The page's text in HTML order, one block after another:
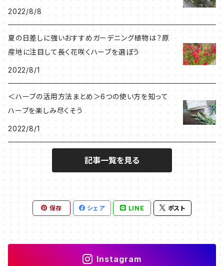
2022/8/8
夏の日差しに強いおすすめガーデニング植物は？原
産地に注目して長く花咲くハーブを選ぼう
2022/8/1
＜ハーブの活用方法まとめ＞6つの使い方を知って
ハーブを楽しみ尽くそう
2022/8/1
記事一覧を見る
保存 シェア LINE ポスト
Instagram